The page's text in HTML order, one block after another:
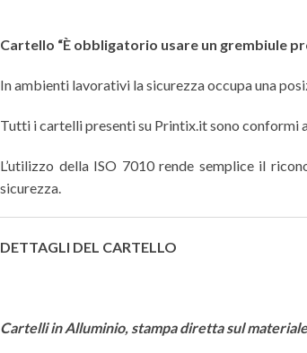
Cartello “È obbligatorio usare un grembiule
In ambienti lavorativi la sicurezza occupa una
Tutti i cartelli presenti su Printix.it sono conformi
L’utilizzo della ISO 7010 rende semplice il
sicurezza.
DETTAGLI DEL CARTELLO
Cartelli in Alluminio, stampa diretta sul